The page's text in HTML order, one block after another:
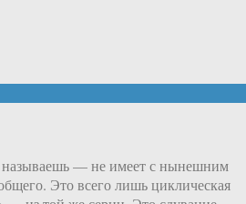
называешь — не имеет с нынешним
Это всего лишь циклическая